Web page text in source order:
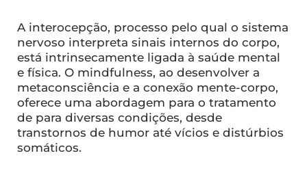
A interocepção, processo pelo qual o sistema
nervoso interpreta sinais internos do corpo,
está intrinsecamente ligada à saúde mental
e física. O mindfulness, ao desenvolver a
metaconsciência e a conexão mente-corpo,
oferece uma abordagem para o tratamento
de para diversas condições, desde
transtornos de humor até vícios e distúrbios
somáticos.